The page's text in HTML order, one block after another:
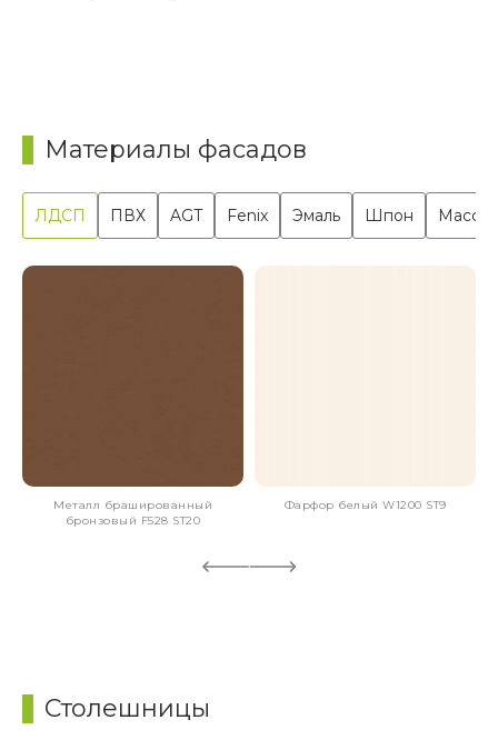
Материалы фасадов
ЛДСП ПВХ AGT Fenix Эмаль Шпон Массив
Металл брашированный
бронзовый F528 ST20
Фарфор белый W1200 ST9
Столешницы